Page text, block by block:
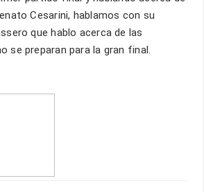
Cesarini, hablamos con su
que hablo acerca de las
se preparan para la gran final.